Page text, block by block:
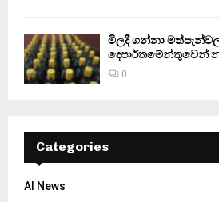
මිලදී ගන්නා
දෙපාර්තමේන්තුවෙන්
0
Categories
AI News